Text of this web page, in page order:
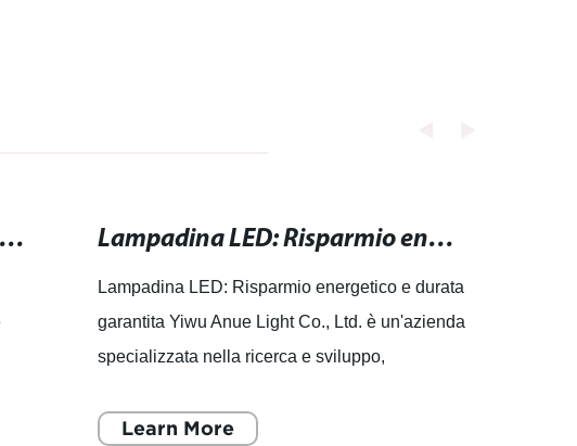
Lampadine a LED bianco freddo - risparmio energetico e luminosità intensa. Lampadina LED: Risparmio energetico e durata garantita.
Lampadina LED: Risparmio energetico e durata
garantita Yiwu Anue Light Co., Ltd. è un'azienda
specializzata nella ricerca e sviluppo,
commercializzazione di sorgenti lumi
Learn More